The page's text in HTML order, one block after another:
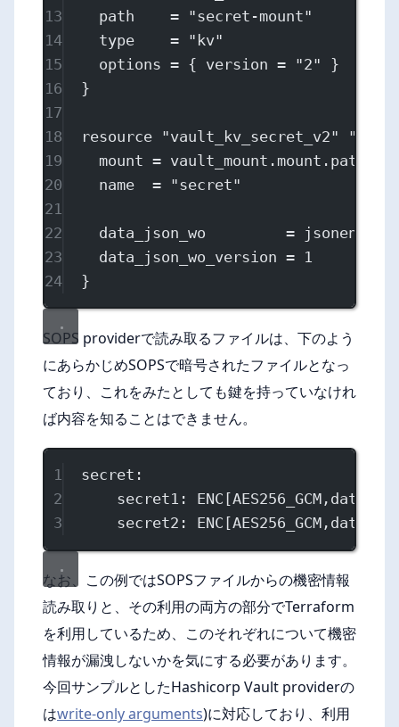
13
path = "secret-mount"
14
type = "kv"
15
options = { version = "2"
}
16
}
17
18
resource "vault_kv_secret_v2"
19
mount = vault_mount . mount . path
20
name = "secret"
21
22
data_json_wo = jsonencode
23
data_json_wo_version = 1
24
}
SOPS providerで読み取るファイルは、下のよう
にあらかじめSOPSで暗号されたファイルとなっ
ており、これをみたとしても鍵を持っていなけれ
ば内容を知ることはできません。
1 secret :
2
secret1 :
3
secret2 :
なお、この例ではSOPSファイルからの機密情報
読み取りと、その利用の両方の部分でTerraform
を利用しているため、このそれぞれについて機密
情報が漏洩しないかを気にする必要があります。
今回サンプルとしたHashicorp Vault providerの
はwrite-only arguments)に対応しており、利用